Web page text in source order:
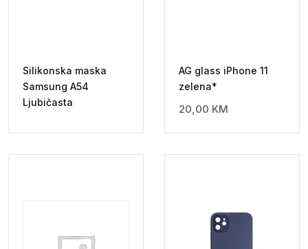
Silikonska maska
Samsung A54
Ljubičasta
AG glass iPhone 11
zelena*
20,00 KM